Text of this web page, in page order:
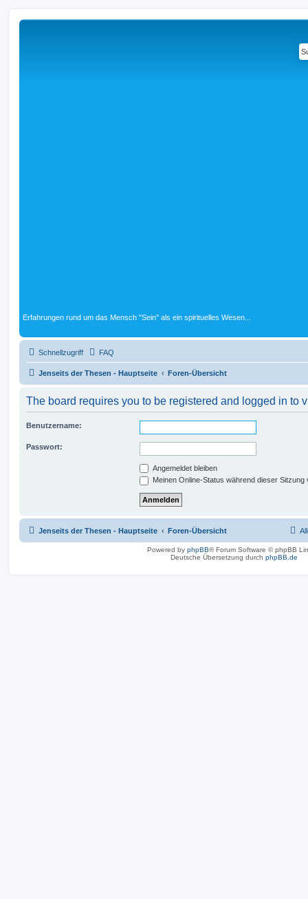
Erfahrungen rund um das Mensch "Sein" als ein spirituelles Wesen...
Schnellzugriff FAQ
Jenseits der Thesen - Hauptseite Foren-Übersicht
The board requires you to be registered and logged in to
Benutzername:
Passwort:
Angemeldet bleiben
Meinen Online-Status während dieser Sitzung
Jenseits der Thesen - Hauptseite Foren-Übersicht
Powered by phpBB® Forum Software © phpBB
Deutsche Übersetzung durch phpBB.de